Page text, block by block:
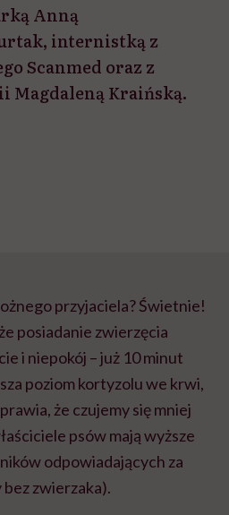
Anną
internistką z
Scanmed oraz z
Kraińską.
przyjaciela? Świetnie!
posiadanie zwierzęcia
i niepokój – już 10 minut
poziom kortyzolu we krwi,
że czujemy się mniej
psów mają wyższe
odpowiadających za
zwierzaka).